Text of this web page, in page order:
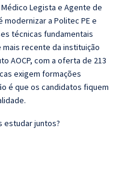
Legista e Agente de
modernizar a Politec PE e
técnicas fundamentais
recente da instituição
AOCP, com a oferta de 213
exigem formações
é que os candidatos fiquem
estudar juntos?